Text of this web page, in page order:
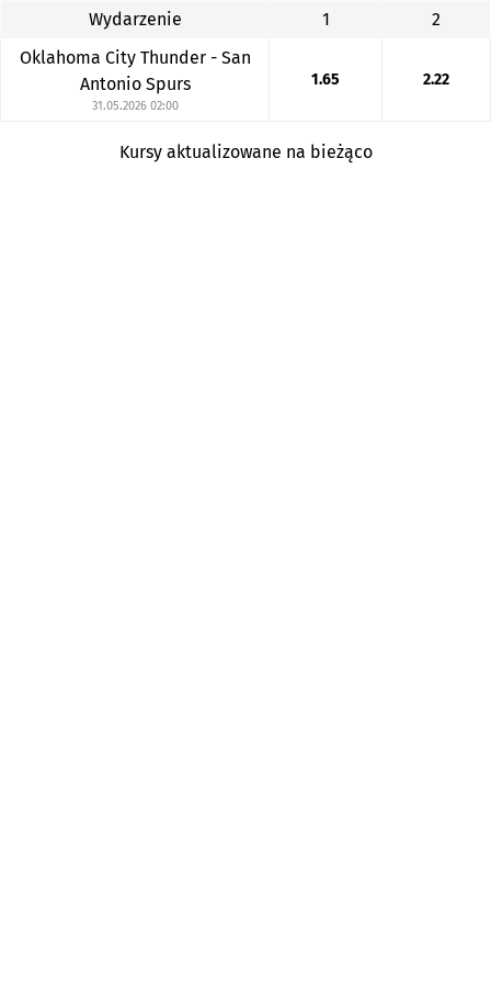
Wydarzenie 1
2
Oklahoma City Thunder - San
Antonio Spurs
31.05.2026 02:00
1.65 2.22
Kursy aktualizowane na bieżąco